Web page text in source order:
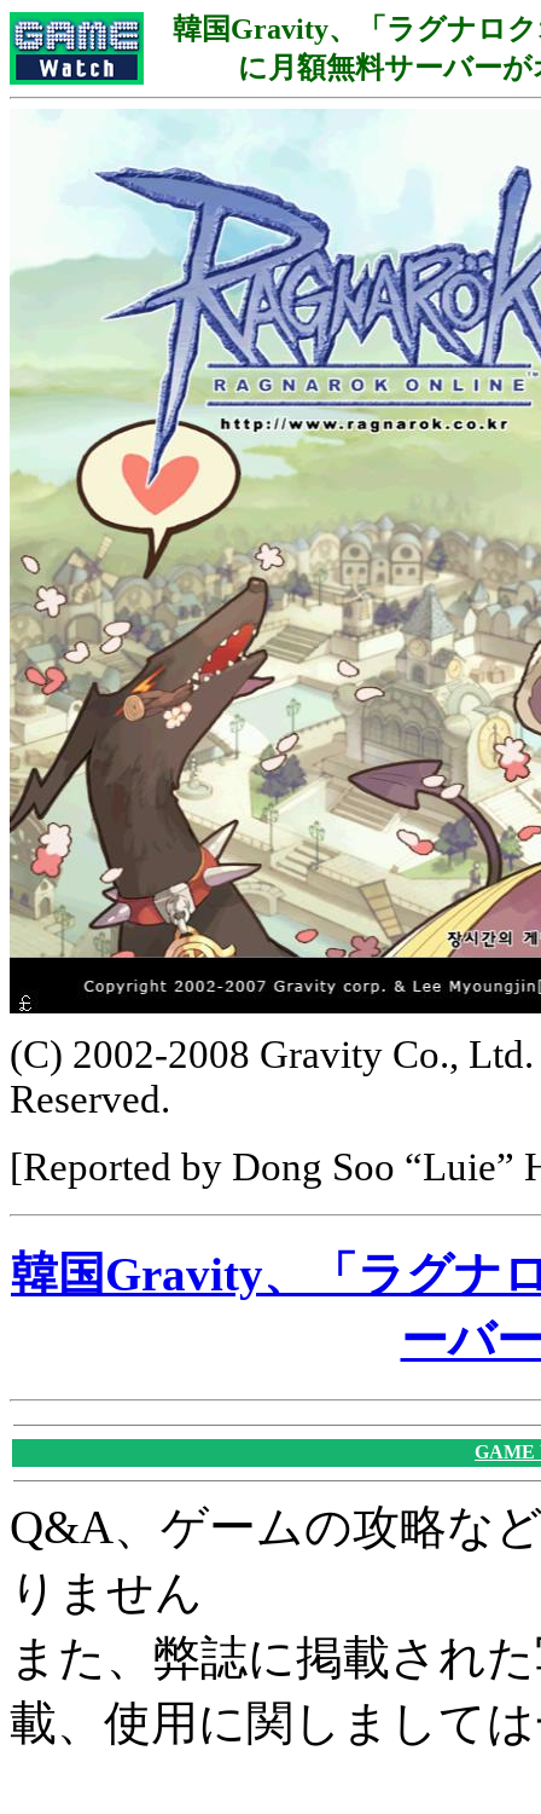
韓国Gravity、「ラグナロ
に月額無料サーバー
(C) 2002-2008 Gravity Co.,
Reserved.
[Reported by Dong Soo “Luie”
韓国Gravity、「ラグナ
ーバ
GAME
Q&A、ゲームの攻略な
りません
また、弊誌に掲載され
載、使用に関しまして